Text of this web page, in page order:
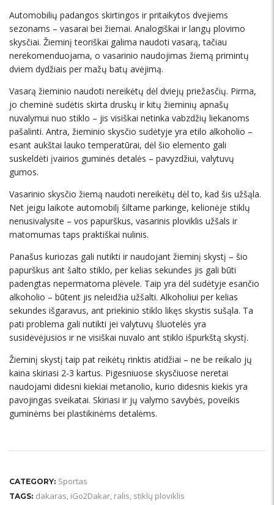
Automobilių padangos skirtingos ir pritaikytos dvejiems
sezonams – vasarai bei žiemai. Analogiškai ir langų plovimo
skysčiai. Žieminį teoriškai galima naudoti vasarą, tačiau
nerekomenduojama, o vasarinio naudojimas žiemą primintų
dviem dydžiais per mažų batų avėjimą.
Vasarą žieminio naudoti nereikėtų dėl dviejų priežasčių. Pirma,
jo cheminė sudėtis skirta druskų ir kitų žieminių apnašų
nuvalymui nuo stiklo – jis visiškai netinka vabzdžių liekanoms
pašalinti. Antra, žieminio skysčio sudėtyje yra etilo alkoholio –
esant aukštai lauko temperatūrai, dėl šio elemento gali
suskeldėti įvairios guminės detalės – pavyzdžiui, valytuvų
gumos.
Vasarinio skysčio žiemą naudoti nereikėtų dėl to, kad šis užšąla.
Net jeigu laikote automobilį šiltame parkinge, kelionėje stiklų
nenusivalysite – vos papurškus, vasarinis ploviklis užšals ir
matomumas taps praktiškai nulinis.
Panašus kuriozas gali nutikti ir naudojant žieminį skystį – šio
papurškus ant šalto stiklo, per kelias sekundes jis gali būti
padengtas nepermatoma plėvele. Taip yra dėl sudėtyje esančio
alkoholio – būtent jis neleidžia užšalti. Alkoholiui per kelias
sekundes išgaravus, ant priekinio stiklo likęs skystis sušąla. Ta
pati problema gali nutikti jei valytuvų šluotelės yra
susidėvėjusios ir ne visiškai nuvalo ant stiklo išpurkštą skystį.
Žieminį skystį taip pat reikėtų rinktis atidžiai – ne be reikalo jų
kaina skiriasi 2-3 kartus. Pigesniuose skysčiuose neretai
naudojami didesni kiekiai metanolio, kurio didesnis kiekis yra
pavojingas sveikatai. Skiriasi ir jų valymo savybės, poveikis
guminėms bei plastikinėms detalėms.
CATEGORY: Sportas
TAGS: dakaras, iGo2Dakar, ralis, stiklų ploviklis